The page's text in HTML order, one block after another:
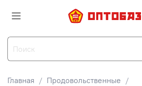
Главная
Продовольственные